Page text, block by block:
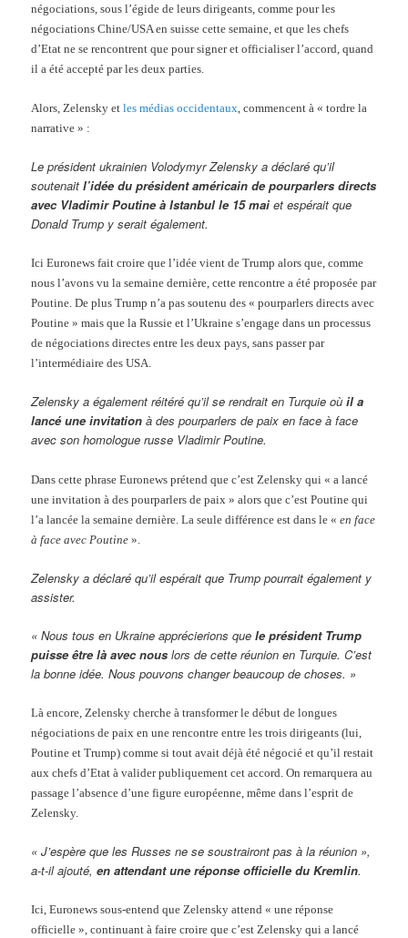
négociations, sous l’égide de leurs dirigeants, comme pour les
négociations Chine/USA en suisse cette semaine, et que les chefs
d’Etat ne se rencontrent que pour signer et officialiser l’accord, quand
il a été accepté par les deux parties.
Alors, Zelensky etles médias occidentaux, commencent à « tordre la
narrative » :
Le président ukrainien Volodymyr Zelensky a déclaré qu’il
soutenaitl’idée du président américain de pourparlers directs
avec Vladimir Poutine à Istanbul le 15 mai et espérait que
Donald Trump y serait également.
Ici Euronews fait croire que l’idée vient de Trump alors que, comme
nous l’avons vu la semaine dernière, cette rencontre a été proposée par
Poutine. De plus Trump n’a pas soutenu des « pourparlers directs avec
Poutine » mais que la Russie et l’Ukraine s’engage dans un processus
de négociations directes entre les deux pays, sans passer par
l’intermédiaire des USA.
Zelensky a également réitéré qu’il se rendrait en Turquie oùil a
lancé une invitationà des pourparlers de paix en face à face
avec son homologue russe Vladimir Poutine.
Dans cette phrase Euronews prétend que c’est Zelensky qui « a lancé
une invitation à des pourparlers de paix » alors que c’est Poutine qui
l’a lancée la semaine dernière. La seule différence est dans le «en face
à face avec Poutine ».
Zelensky a déclaré qu’il espérait que Trump pourrait également y
assister.
« Nous tous en Ukraine apprécierions quele président Trump
puisse être là avec nous lors de cette réunion en Turquie. C’est
la bonne idée. Nous pouvons changer beaucoup de choses. »
Là encore, Zelensky cherche à transformer le début de longues
négociations de paix en une rencontre entre les trois dirigeants (lui,
Poutine et Trump) comme si tout avait déjà été négocié et qu’il restait
aux chefs d’Etat à valider publiquement cet accord. On remarquera au
passage l’absence d’une figure européenne, même dans l’esprit de
Zelensky.
« J’espère que les Russes ne se soustrairont pas à la réunion »,
a-t-il ajouté,en attendant une réponse officielle du Kremlin.
Ici, Euronews sous-entend que Zelensky attend « une réponse
officielle », continuant à faire croire que c’est Zelensky qui a lancé